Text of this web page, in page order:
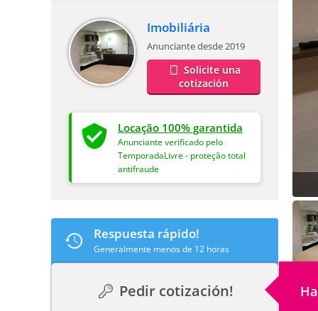
Imobiliária
Anunciante desde 2019
Solicite una
cotización
Locação 100% garantida
Anunciante verificado pelo
TemporadaLivre - proteção total
antifraude
Respuesta rápido!
Generalmente menos de 12 horas
Pedir cotización!